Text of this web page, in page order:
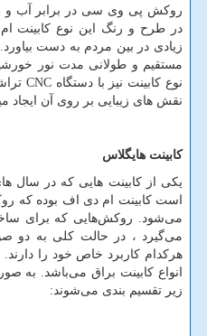
روکش پی وی سی در برابر آب و
در طرح و رنگ این نوع کابینت
زیادی در بین مردم به دست
مستقیم و طولانی مدت نور
نوع کابینت نیز با دستگاه CNC
نقش ­های زیبایی بر روی آن ایجاد
کابینت هایگلاس
یکی از کابینت‌ هایی که در سال
است کابینت ام دی اف بوده که
می‌شود. روکشهایی که برای
می‌گیرد ، در حالت کلی به دو
هرکدام کاربرد خاص خود را دارند.
انواع کابینت براق می‌باشد. به
زیر تقسیم بندی می‌شوند: